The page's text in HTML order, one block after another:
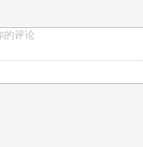
】美梦石头